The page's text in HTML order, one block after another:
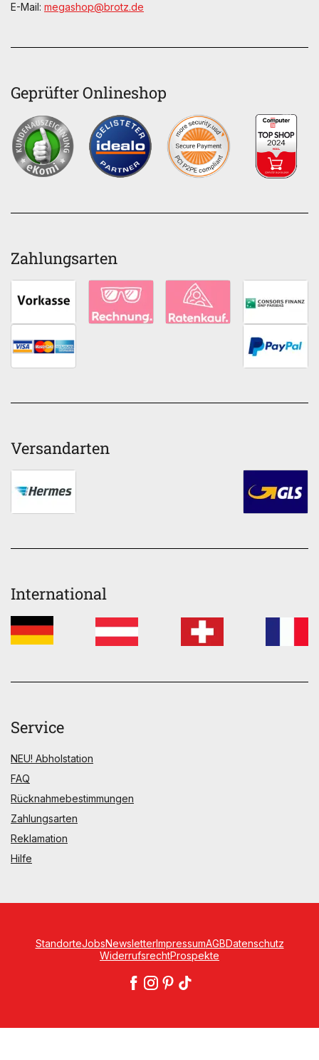
E-Mail: megashop@brotz.de
Geprüfter Onlineshop
Zahlungsarten
Versandarten
International
Service
NEU! Abholstation
FAQ
Rücknahmebestimmungen
Zahlungsarten
Reklamation
Hilfe
StandorteJobsNewsletterImpressumAGBDatenschutz
WiderrufsrechtProspekte